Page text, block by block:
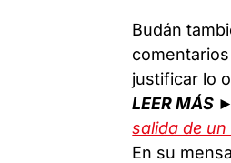
Budán
justificar lo
LEER MÁS ►
salida de un
En su